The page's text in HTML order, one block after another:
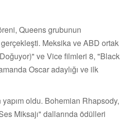
Queens grubunun
Meksika ve ABD ortak
ve Vice filmleri 8, "Black
Oscar adaylığı ve ilk
oldu. Bohemian Rhapsody,
Miksajı" dallarında ödülleri